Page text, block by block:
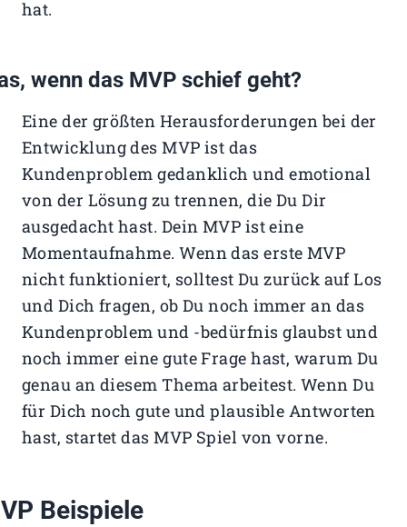
hat.
wenn das MVP schief geht?
Eine der größten Herausforderungen bei der
Entwicklung des MVP ist das
Kundenproblem gedanklich und emotional
von der Lösung zu trennen, die Du Dir
ausgedacht hast. Dein MVP ist eine
Momentaufnahme. Wenn das erste MVP
nicht funktioniert, solltest Du zurück auf Los
und Dich fragen, ob Du noch immer an das
Kundenproblem und -bedürfnis glaubst und
noch immer eine gute Frage hast, warum Du
genau an diesem Thema arbeitest. Wenn Du
für Dich noch gute und plausible Antworten
hast, startet das MVP Spiel von vorne.
Beispiele